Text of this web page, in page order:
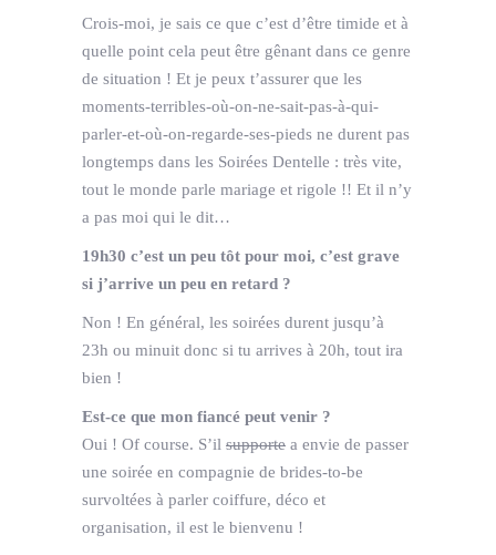
Crois-moi, je sais ce que c’est d’être timide et à
quelle point cela peut être gênant dans ce genre
de situation ! Et je peux t’assurer que les
moments-terribles-où-on-ne-sait-pas-à-qui-
parler-et-où-on-regarde-ses-pieds ne durent pas
longtemps dans les Soirées Dentelle : très vite,
tout le monde parle mariage et rigole !! Et il n’y
a pas moi qui le dit…
19h30 c’est un peu tôt pour moi, c’est grave
si j’arrive un peu en retard ?
Non ! En général, les soirées durent jusqu’à
23h ou minuit donc si tu arrives à 20h, tout ira
bien !
Est-ce que mon fiancé peut venir ?
Oui ! Of course. S’il supporte a envie de passer
une soirée en compagnie de brides-to-be
survoltées à parler coiffure, déco et
organisation, il est le bienvenu !